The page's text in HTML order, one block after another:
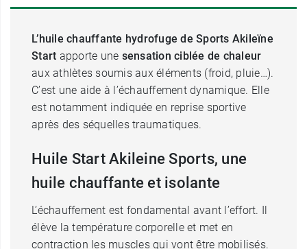
L’huile chauffante hydrofuge de Sports Akileïne
Start apporte une sensation ciblée de chaleur
aux athlètes soumis aux éléments (froid, pluie…).
C’est une aide à l’échauffement dynamique. Elle
est notamment indiquée en reprise sportive
après des séquelles traumatiques.
Huile Start Akileine Sports, une
huile chauffante et isolante
L’échauffement est fondamental avant l’effort. Il
élève la température corporelle et met en
contraction les muscles qui vont être mobilisés.